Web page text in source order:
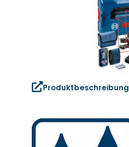
Produktbeschreibung